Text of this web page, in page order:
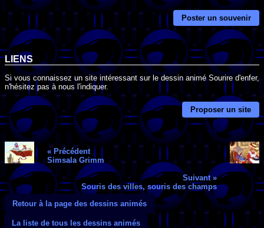
Poster un souvenir
LIENS
Si vous connaissez un site intéressant sur le dessin animé Sourire d'enfer,
n'hésitez pas à nous l'indiquer.
Proposer un site
« Précédent
Simsala Grimm
Suivant »
Souris des villes, souris des champs
Retour à la page des dessins animés
La liste de tous les dessins animés